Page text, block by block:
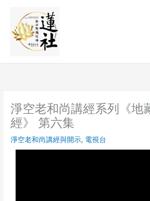
content
淨空老和尚講經系列《地
經》 第六集
淨空老和尚講經與開示, 電視台